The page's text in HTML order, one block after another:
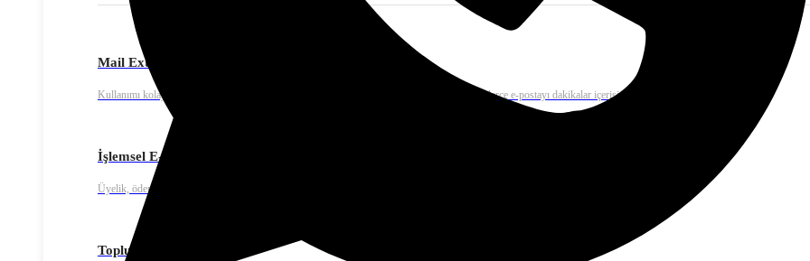
Mail Extra – E-mail Marketing
Kullanımı kolay, yüksek teslim edilebilirlik oranına sahip gelişmiş toplu mail çözümü ile binlerce e-postayı dakikalar içerisinde gönderiz.
İşlemsel E-posta
Üyelik, ödeme onay ya da fatura bildirimleri gibi işlemsel e-posta gönderilerinizi otomatik olarak gerçekleştirme ve anında kolayca raporlama
Toplu E-Posta